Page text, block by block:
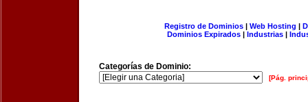
Registro de Dominios| Web Hosting |
Dominios Expirados | Industrias |
Categorías de Dominio:
[Pág.